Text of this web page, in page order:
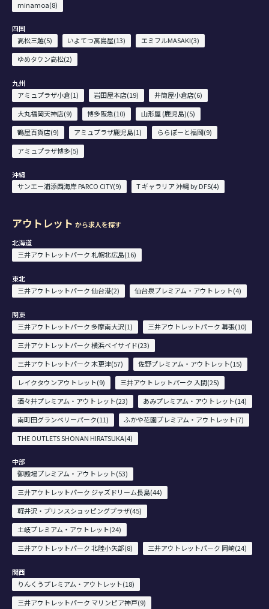
minamoa(8)
四国
高松三越(5)
いよてつ髙島屋(13)
エミフルMASAKI(3)
ゆめタウン高松(2)
九州
アミュプラザ小倉(1)
岩田屋本店(19)
井筒屋小倉店(6)
大丸福岡天神店(9)
博多阪急(10)
山形屋 (鹿児島)(5)
鶴屋百貨店(9)
アミュプラザ鹿児島(1)
ららぽーと福岡(9)
アミュプラザ博多(5)
沖縄
サンエー浦添西海岸 PARCO CITY(9)
T ギャラリア 沖縄 by DFS(4)
アウトレット から求人を探す
北海道
三井アウトレットパーク 札幌北広島(16)
東北
三井アウトレットパーク 仙台港(2)
仙台泉プレミアム・アウトレット(4)
関東
三井アウトレットパーク 多摩南大沢(1)
三井アウトレットパーク 幕張(10)
三井アウトレットパーク 横浜ベイサイド(23)
三井アウトレットパーク 木更津(57)
佐野プレミアム・アウトレット(15)
レイクタウンアウトレット(9)
三井アウトレットパーク 入間(25)
酒々井プレミアム・アウトレット(23)
あみプレミアム・アウトレット(14)
南町田グランベリーパーク(11)
ふかや花園プレミアム・アウトレット(7)
THE OUTLETS SHONAN HIRATSUKA(4)
中部
御殿場プレミアム・アウトレット(53)
三井アウトレットパーク ジャズドリーム長島(44)
軽井沢・プリンスショッピングプラザ(45)
土岐プレミアム・アウトレット(24)
三井アウトレットパーク 北陸小矢部(8)
三井アウトレットパーク 岡崎(24)
関西
りんくうプレミアム・アウトレット(18)
三井アウトレットパーク マリンピア神戸(9)